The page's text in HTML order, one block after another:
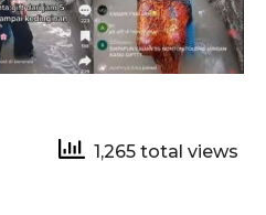
1,265 total views